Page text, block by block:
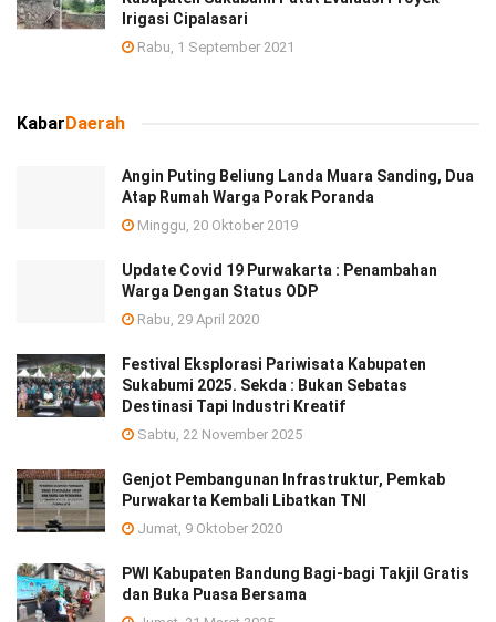
Irigasi Cipalasari
Rabu, 1 September 2021
Kabar Daerah
Angin Puting Beliung Landa Muara Sanding, Dua
Atap Rumah Warga Porak Poranda
Minggu, 20 Oktober 2019
Update Covid 19 Purwakarta : Penambahan
Warga Dengan Status ODP
Rabu, 29 April 2020
Festival Eksplorasi Pariwisata Kabupaten
Sukabumi 2025. Sekda : Bukan Sebatas
Destinasi Tapi Industri Kreatif
Sabtu, 22 November 2025
Genjot Pembangunan Infrastruktur, Pemkab
Purwakarta Kembali Libatkan TNI
Jumat, 9 Oktober 2020
PWI Kabupaten Bandung Bagi-bagi Takjil Gratis
dan Buka Puasa Bersama